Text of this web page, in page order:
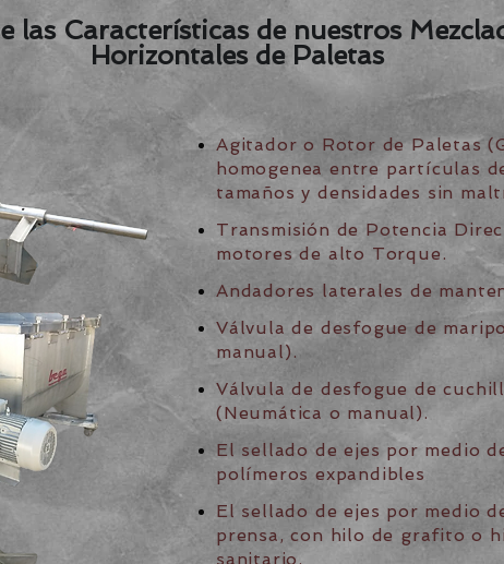
las Características de nuestros
Horizontales de Paletas
Agitador o Rotor de Paletas
homogenea entre partículas
tamaños y densidades sin
Transmisión de Potencia
motores de alto Torque.
Andadores laterales de
Válvula de desfogue de
manual).
Válvula de desfogue de
(Neumática o manual).
El sellado de ejes por medio
polímeros expandibles
El sellado de ejes por medio
prensa, con hilo de grafito o
sanitario.